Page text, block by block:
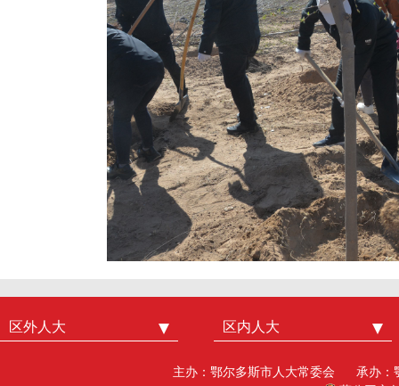
区外人大
中国人大
区内人大
内蒙古人大
包头人大
主办：鄂尔多斯市人大常委会
承办：